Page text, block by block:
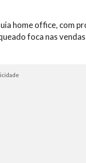
home office, com
foca nas